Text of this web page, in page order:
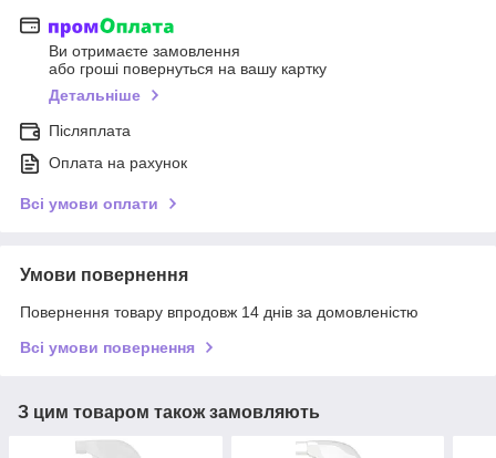
Ви отримаєте замовлення
або гроші повернуться на вашу картку
Детальніше
Післяплата
Оплата на рахунок
Всі умови оплати
Умови повернення
Повернення товару впродовж 14 днів за домовленістю
Всі умови повернення
З цим товаром також замовляють